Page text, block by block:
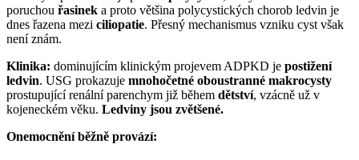
poruchou řasinek a proto většina polycystických chorob ledvin je
dnes řazena mezi ciliopatie. Přesný mechanismus vzniku cyst však
není znám.
Klinika: dominujícím klinickým projevem ADPKD je postižení
ledvin. USG prokazuje mnohočetné oboustranné makrocysty
prostupující renální parenchym již během dětství, vzácně už v
kojeneckém věku. Ledviny jsou zvětšené.
Onemocnění běžně provází: